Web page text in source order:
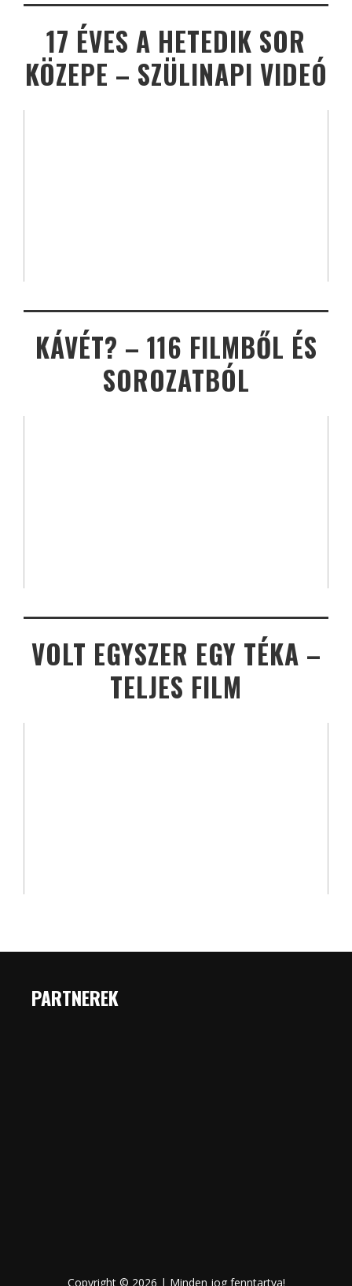
17 ÉVES A HETEDIK SOR
KÖZEPE – SZÜLINAPI VIDEÓ
KÁVÉT? – 116 FILMBŐL ÉS
SOROZATBÓL
VOLT EGYSZER EGY TÉKA –
TELJES FILM
PARTNEREK
Copyright © 2026 | Minden jog fenntartva!